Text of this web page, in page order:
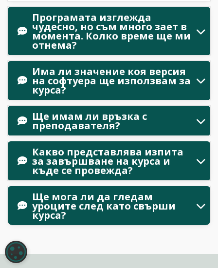
Програмата изглежда
чудесно, но съм много зает в
момента. Колко време ще ми
отнема?
Има ли значение коя версия
на софтуера ще използвам за
курса?
Ще имам ли връзка с
преподавателя?
Какво представлява изпита
за завършване на курса и
къде се провежда?
Ще мога ли да гледам
уроците след като свърши
курса?
НАСТРОЙКИ НА БИСКВИТКИТЕ